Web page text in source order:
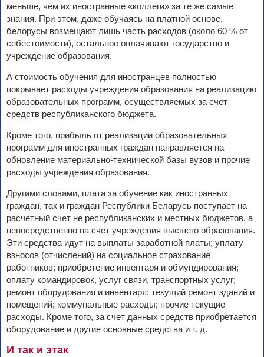
меньше, чем их иностранные «коллеги» за те же самые
знания. При этом, даже обучаясь на платной основе,
белорусы возмещают лишь часть расходов (около 60 % от
себестоимости), остальное оплачивают государство и
учреждение образования.
А стоимость обучения для иностранцев полностью
покрывает расходы учреждения образования на реализацию
образовательных программ, осуществляемых за счет
средств республиканского бюджета.
Кроме того, прибыль от реализации образовательных
программ для иностранных граждан направляется на
обновление материально-технической базы вузов и прочие
расходы учреждения образования.
Другими словами, плата за обучение как иностранных
граждан, так и граждан Республики Беларусь поступает на
расчетный счет не республиканских и местных бюджетов, а
непосредственно на счет учреждения высшего образования.
Эти средства идут на выплаты заработной платы; уплату
взносов (отчислений) на социальное страхование
работников; приобретение инвентаря и обмундирования;
оплату командировок, услуг связи, транспортных услуг;
ремонт оборудования и инвентаря; текущий ремонт зданий и
помещений; коммунальные расходы; прочие текущие
расходы. Кроме того, за счет данных средств приобретается
оборудование и другие основные средства и т. д.
И так и этак